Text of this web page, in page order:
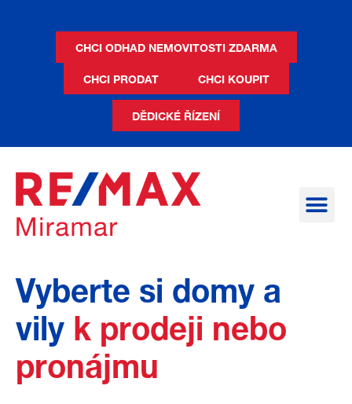
CHCI ODHAD NEMOVITOSTI ZDARMA
CHCI PRODAT CHCI KOUPIT
DĚDICKÉ ŘÍZENÍ
Vyberte si domy a
vily k prodeji nebo
pronájmu